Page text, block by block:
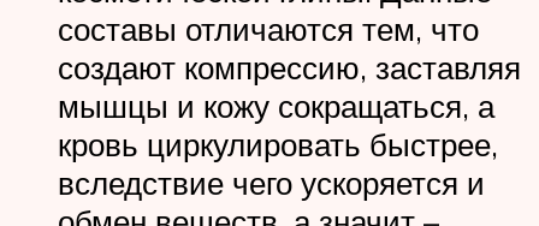
составы отличаются тем, что
создают компрессию, заставляя
мышцы и кожу сокращаться, а
кровь циркулировать быстрее,
вследствие чего ускоряется и